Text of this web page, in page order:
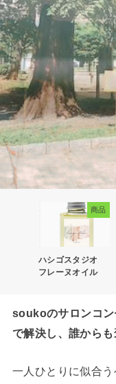
商品
ハシゴスタジオ
フレーヌオイル
soukoのサロンコン
で解決し、誰から
一人ひとりに似合